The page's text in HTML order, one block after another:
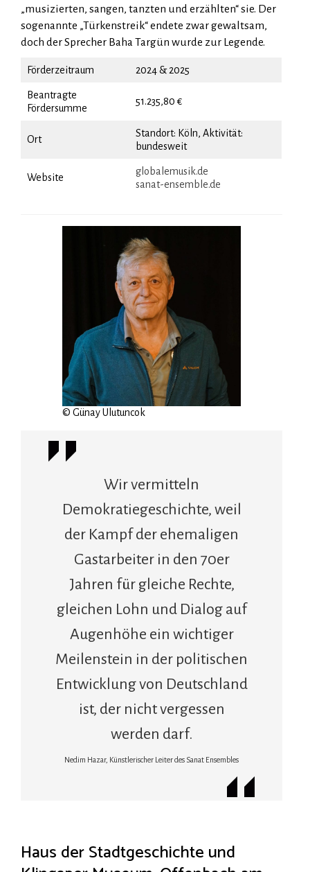
„musizierten, sangen, tanzten und erzählten“ sie. Der
sogenannte „Türkenstreik“ endete zwar gewaltsam,
doch der Sprecher Baha Targün wurde zur Legende.
Förderzeitraum 2024 & 2025
Beantragte
Fördersumme
51.235,80 €
Ort
Standort: Köln, Aktivität:
bundesweit
Website
globalemusik.de
sanat-ensemble.de
© Günay Ulutuncok
Wir vermitteln
Demokratiegeschichte, weil
der Kampf der ehemaligen
Gastarbeiter in den 70er
Jahren für gleiche Rechte,
gleichen Lohn und Dialog auf
Augenhöhe ein wichtiger
Meilenstein in der politischen
Entwicklung von Deutschland
ist, der nicht vergessen
werden darf.
Nedim Hazar, Künstlerischer Leiter des Sanat Ensembles
Haus der Stadtgeschichte und